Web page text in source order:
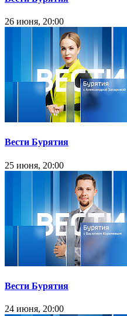
26 июня, 20:00
Вести Бурятия
25 июня, 20:00
Вести Бурятия
24 июня, 20:00